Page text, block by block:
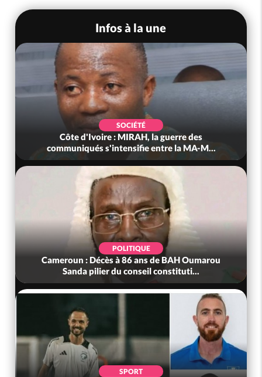
Infos à la une
SOCIÉTÉ
Côte d'Ivoire : MIRAH, la guerre des
communiqués s'intensifie entre la MA-M...
POLITIQUE
Cameroun : Décès à 86 ans de BAH Oumarou
Sanda pilier du conseil constituti...
SPORT